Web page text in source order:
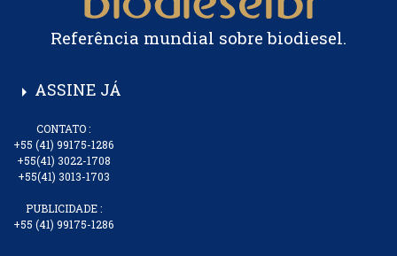
Referência mundial sobre biodiesel.
arrow_right ASSINE JÁ
CONTATO :
+55 (41) 99175-1286
+55(41) 3022-1708
+55(41) 3013-1703
PUBLICIDADE :
+55 (41) 99175-1286